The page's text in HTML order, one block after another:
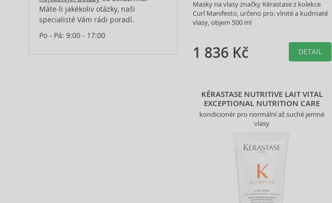
Masky na vlasy značky Kérastase z kolekce
Curl Manifesto, určeno pro: vlnité a kudrnaté
vlasy, objem 500 ml
1 836 Kč DETAIL
KÉRASTASE NUTRITIVE LAIT VITAL
EXCEPTIONAL NUTRITION CARE
kondicionér pro normální až suché jemné
vlasy
Alexander McQueen (2)
Alexandre.J (32)
Alfaparf Milano (175)
Máte-li jakékoliv otázky, naši
specialisté Vám rádi poradí.
Po - Pá: 9:00 - 17:00